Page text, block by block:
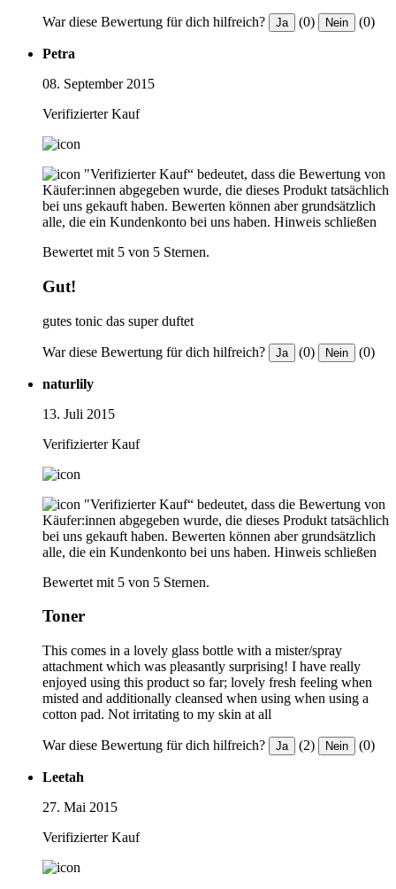
War diese Bewertung für dich hilfreich? Ja (0) Nein (0)
Petra
08. September 2015
Verifizierter Kauf
"Verifizierter Kauf“ bedeutet, dass die Bewertung von
Käufer:innen abgegeben wurde, die dieses Produkt tatsächlich
bei uns gekauft haben. Bewerten können aber grundsätzlich
alle, die ein Kundenkonto bei uns haben. Hinweis schließen
Bewertet mit 5 von 5 Sternen.
Gut!
gutes tonic das super duftet
War diese Bewertung für dich hilfreich? Ja (0) Nein (0)
naturlily
13. Juli 2015
Verifizierter Kauf
"Verifizierter Kauf“ bedeutet, dass die Bewertung von
Käufer:innen abgegeben wurde, die dieses Produkt tatsächlich
bei uns gekauft haben. Bewerten können aber grundsätzlich
alle, die ein Kundenkonto bei uns haben. Hinweis schließen
Bewertet mit 5 von 5 Sternen.
Toner
This comes in a lovely glass bottle with a mister/spray
attachment which was pleasantly surprising! I have really
enjoyed using this product so far; lovely fresh feeling when
misted and additionally cleansed when using when using a
cotton pad. Not irritating to my skin at all
War diese Bewertung für dich hilfreich? Ja (2) Nein (0)
Leetah
27. Mai 2015
Verifizierter Kauf